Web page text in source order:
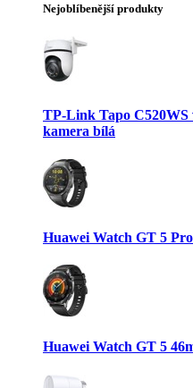
Nejoblíbenější produkty
TP-Link Tapo C520WS
kamera bílá
Huawei Watch GT 5
Huawei Watch GT 5